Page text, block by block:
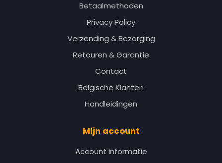
Betaalmethoden
Privacy Policy
Verzending & Bezorging
Retouren & Garantie
Contact
Belgische Klanten
Handleidingen
Mijn account
Account informatie